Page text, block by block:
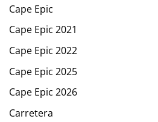
Cape Epic
Cape Epic 2021
Cape Epic 2022
Cape Epic 2025
Cape Epic 2026
Carretera